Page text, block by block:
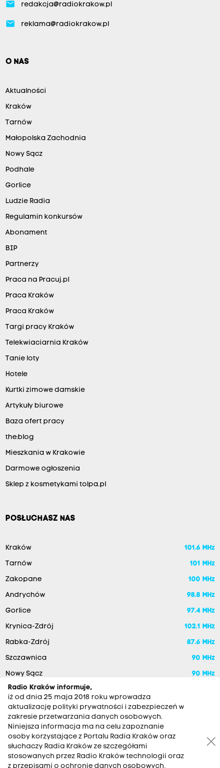
email redakcja@radiokrakow.pl
email reklama@radiokrakow.pl
O NAS
Aktualności
Kraków
Tarnów
Małopolska Zachodnia
Nowy Sącz
Podhale
Gorlice
Ludzie Radia
Regulamin konkursów
Abonament
BIP
Partnerzy
Praca na Pracuj.pl
Praca Kraków
Praca Kraków
Targi pracy Kraków
Telekwiaciarnia Kraków
Tanie loty
Hotele
Kurtki zimowe damskie
Artykuły biurowe
Baza ofert pracy
the:blog
Mieszkania w Krakowie
Darmowe ogłoszenia
Sklep z kosmetykami tolpa.pl
POSŁUCHASZ NAS
Kraków 101.6 MHz
Tarnów 101 MHz
Zakopane 100 MHz
Andrychów 98.8 MHz
Gorlice 97.4 MHz
Krynica-Zdrój 102.1 MHz
Rabka-Zdrój 87.6 MHz
Szczawnica 90 MHz
Nowy Sącz 90 MHz
RADIO KRAKÓW SA. Aleja Juliusza Słowackiego 22, 30-007
Radio Kraków informuje,
iż od dnia 25 maja 2018 roku wprowadza
aktualizację polityki prywatności i zabezpieczeń w
zakresie przetwarzania danych osobowych.
Niniejsza informacja ma na celu zapoznanie
osoby korzystające z Portalu Radia Kraków oraz
słuchaczy Radia Kraków ze szczegółami
stosowanych przez Radio Kraków technologii oraz
z przepisami o ochronie danych osobowych,